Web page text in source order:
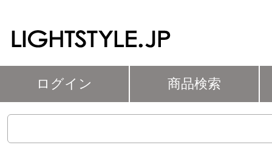
ログイン 商品検索